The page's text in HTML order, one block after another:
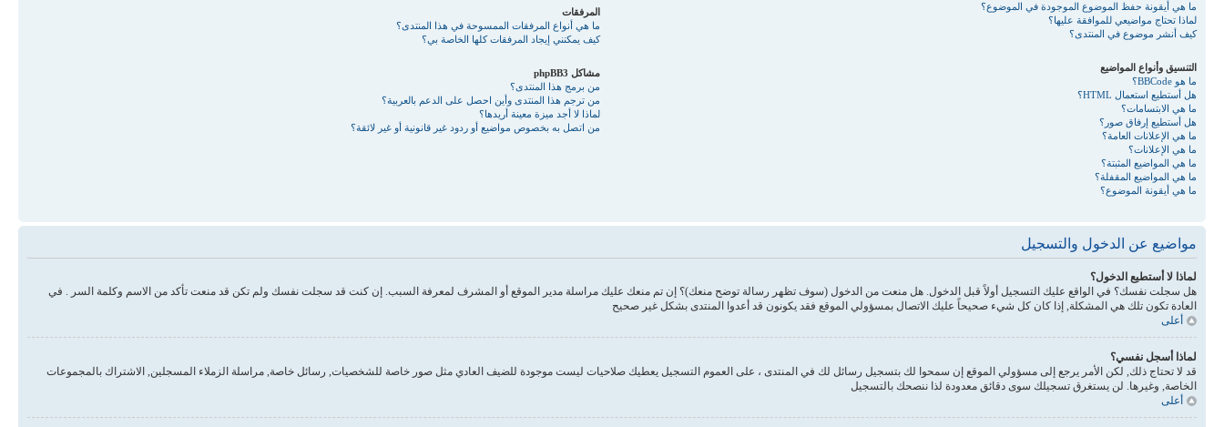
ما هي أيقونة حفظ الموضوع الموجودة في الموضوع؟
لماذا تحتاج مواضيعي للموافقة عليها؟
كيف أنشر موضوع في المنتدى؟
التنسيق وأنواع المواضيع
ما هو BBCode؟
هل أستطيع استعمال HTML؟
ما هي الابتسامات؟
هل أستطيع إرفاق صور؟
ما هي الإعلانات العامة؟
ما هي الإعلانات؟
ما هي المواضيع المثبتة؟
ما هي المواضيع المقفلة؟
ما هي أيقونة الموضوع؟
المرفقات
ما هي أنواع المرفقات الممسوحة في هذا المنتدى؟
كيف يمكنني إيجاد المرفقات كلها الخاصة بي؟
مشاكل phpBB3
من برمج هذا المنتدى؟
من ترجم هذا المنتدى وأين احصل على الدعم بالعربية؟
لماذا لا أجد ميزة معينة أريدها؟
من اتصل به بخصوص مواضيع أو ردود غير قانونية أو غير لائقة؟
مواضيع عن الدخول والتسجيل
لماذا لا أستطيع الدخول؟
هل سجلت نفسك؟ في الواقع عليك التسجيل أولاً قبل الدخول. هل منعت من الدخول (سوف تظهر رسالة توضح منعك)؟ إن تم منعك عليك مراسلة مدير الموقع أو المشرف لمعرفة السبب. إن كنت قد سجلت نفسك ولم تكن قد منعت تأكد من الاسم وكلمة السر . في
العادة تكون تلك هي المشكلة, إذا كان كل شيء صحيحاً عليك الاتصال بمسؤولي الموقع فقد يكونون قد أعدوا المنتدى بشكل غير صحيح
أعلى
لماذا أسجل نفسي؟
قد لا تحتاج ذلك, لكن الأمر يرجع إلى مسؤولي الموقع إن سمحوا لك بتسجيل رسائل لك في المنتدى ، على العموم التسجيل يعطيك صلاحيات ليست موجودة للضيف العادي مثل صور خاصة للشخصيات, رسائل خاصة, مراسلة الزملاء المسجلين, الاشتراك بالمجموعات
الخاصة, وغيرها. لن يستغرق تسجيلك سوى دقائق معدودة لذا ننصحك بالتسجيل
أعلى